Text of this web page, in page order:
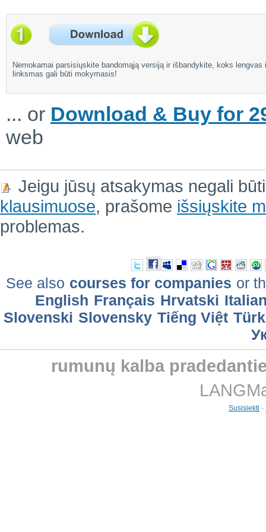
Nemokamai parsisiųskite bandomąją versiją ir išbandykite, koks lengvas
linksmas gali būti mokymasis!
... or Download & Buy for
web
Jeigu jūsų atsakymas negali
klausimuose, prašome išsiųskite
problemas.
See also courses for companies or
English Français Hrvatski
Slovenski Slovensky Tiếng Việt
rumunų kalba
Susisiekti -